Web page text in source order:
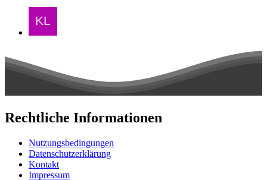
Rechtliche Informationen
Nutzungsbedingungen
Datenschutzerklärung
Kontakt
Impressum